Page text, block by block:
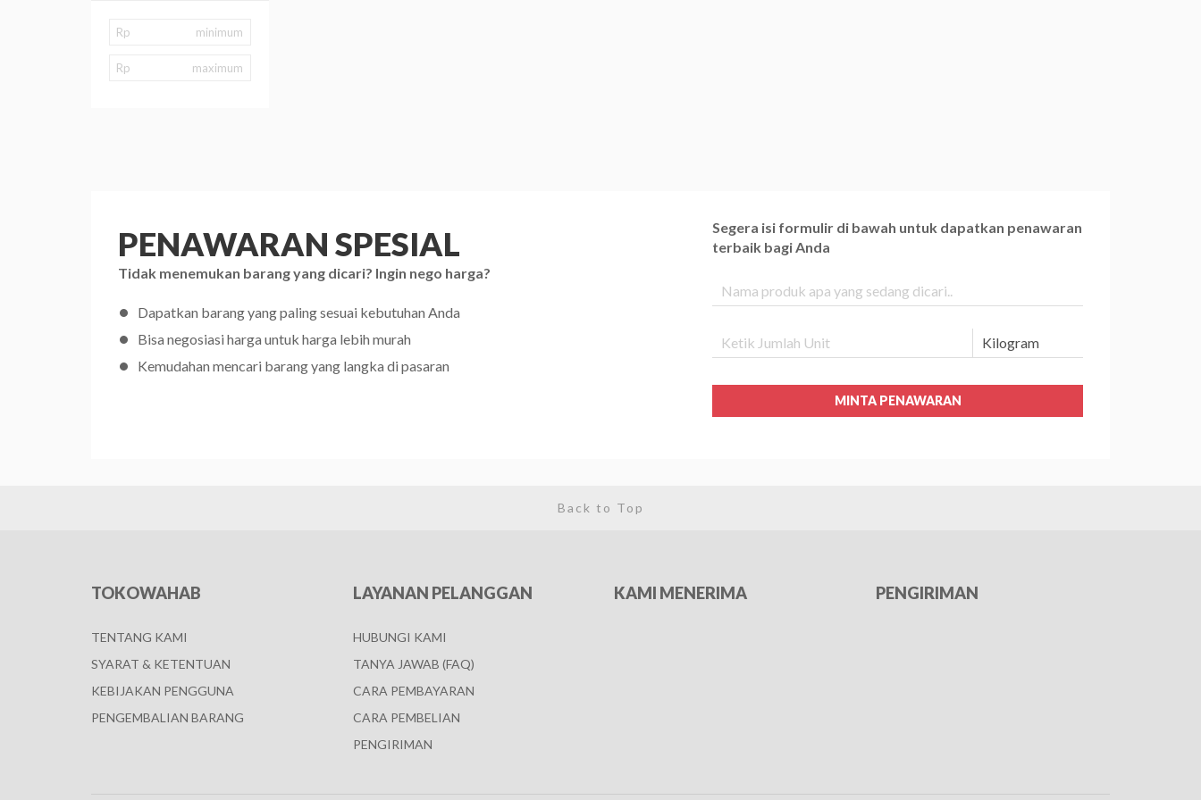
Rp
Rp
PENAWARAN SPESIAL
Tidak menemukan barang yang dicari? Ingin nego harga?
Dapatkan barang yang paling sesuai kebutuhan Anda
Bisa negosiasi harga untuk harga lebih murah
Kemudahan mencari barang yang langka di pasaran
Segera isi formulir di bawah untuk dapatkan penawaran
terbaik bagi Anda
MINTA PENAWARAN
Back to Top
TOKOWAHAB
TENTANG KAMI
SYARAT & KETENTUAN
KEBIJAKAN PENGGUNA
PENGEMBALIAN BARANG
LAYANAN PELANGGAN
HUBUNGI KAMI
TANYA JAWAB (FAQ)
CARA PEMBAYARAN
CARA PEMBELIAN
PENGIRIMAN
KAMI MENERIMA PENGIRIMAN